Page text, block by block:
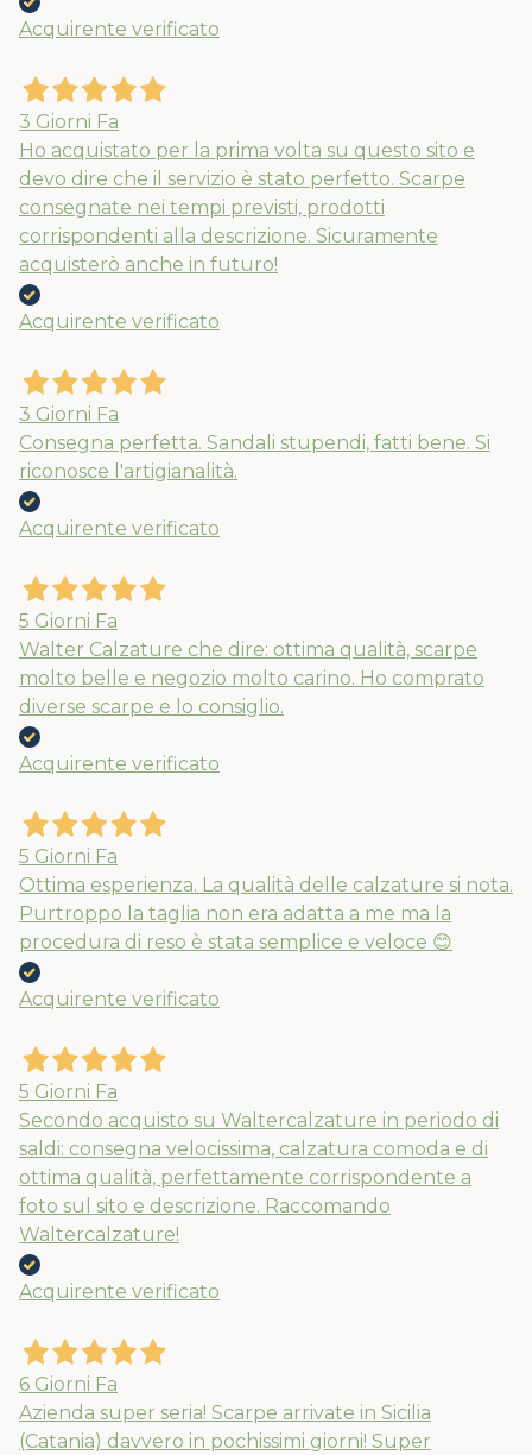
Acquirente verificato
3 Giorni Fa
Ho acquistato per la prima volta su questo sito e
devo dire che il servizio è stato perfetto. Scarpe
consegnate nei tempi previsti, prodotti
corrispondenti alla descrizione. Sicuramente
acquisterò anche in futuro!
Acquirente verificato
3 Giorni Fa
Consegna perfetta. Sandali stupendi, fatti bene. Si
riconosce l'artigianalità.
Acquirente verificato
5 Giorni Fa
Walter Calzature che dire: ottima qualità, scarpe
molto belle e negozio molto carino. Ho comprato
diverse scarpe e lo consiglio.
Acquirente verificato
5 Giorni Fa
Ottima esperienza. La qualità delle calzature si nota.
Purtroppo la taglia non era adatta a me ma la
procedura di reso è stata semplice e veloce 😊
Acquirente verificato
5 Giorni Fa
Secondo acquisto su Waltercalzature in periodo di
saldi: consegna velocissima, calzatura comoda e di
ottima qualità, perfettamente corrispondente a
foto sul sito e descrizione. Raccomando
Waltercalzature!
Acquirente verificato
6 Giorni Fa
Azienda super seria! Scarpe arrivate in Sicilia
(Catania) davvero in pochissimi giorni! Super